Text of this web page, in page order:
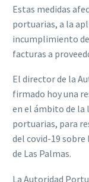
Estas medidas
portuarias, a la
incumplimiento
facturas a
El director de la
firmado hoy una
en el ámbito de la
portuarias, para
del covid-19 sobre
de Las Palmas.
La Autoridad